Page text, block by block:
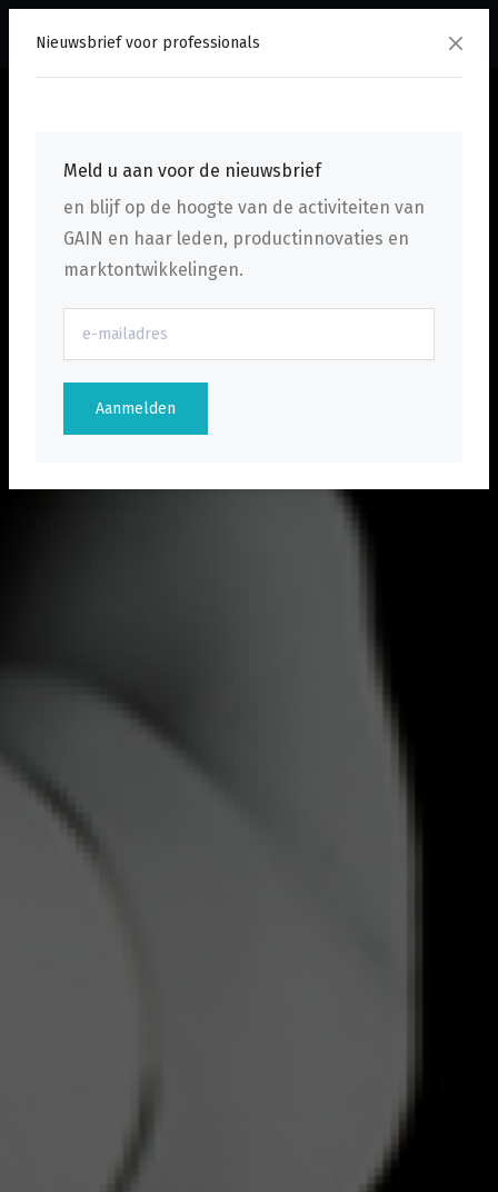
Nieuwsbrief voor professionals
Meld u aan voor de nieuwsbrief
en blijf op de hoogte van de activiteiten van
GAIN en haar leden, productinnovaties en
marktontwikkelingen.